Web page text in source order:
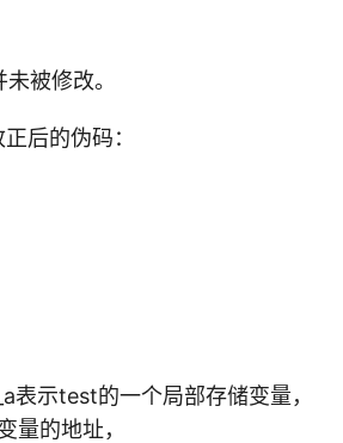
被修改。
后的伪码：
示test的一个局部存储变量，
量的地址，